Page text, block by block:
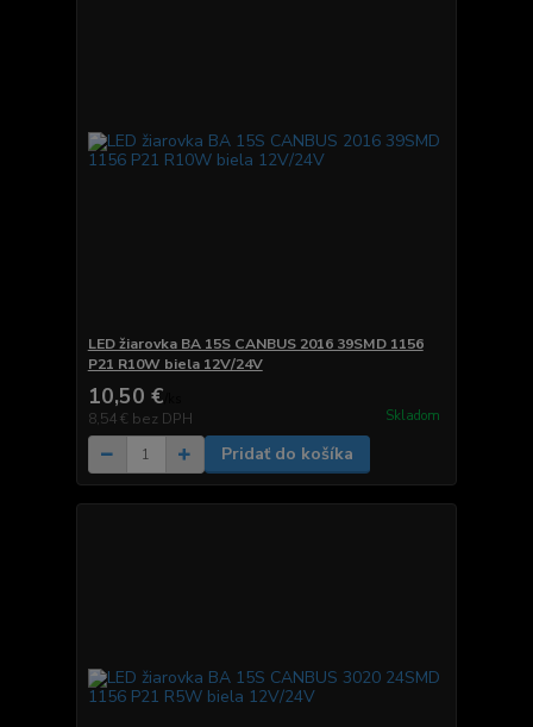
LED žiarovka BA 15S CANBUS 2016 39SMD 1156
P21 R10W biela 12V/24V
10,50 €
8,54 € bez DPH Skladom
Pridať do košíka